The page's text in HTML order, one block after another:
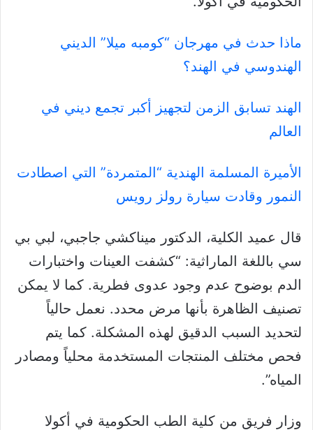
ماذا حدث في مهرجان “كومبه ميلا” الديني
الهندوسي في الهند؟
الهند تسابق الزمن لتجهيز أكبر تجمع ديني في
العالم
الأميرة المسلمة الهندية “المتمردة” التي اصطادت
النمور وقادت سيارة رولز رويس
قال عميد الكلية، الدكتور ميناكشي جاجبي، لبي بي
سي باللغة الماراثية: “كشفت العينات واختبارات
الدم بوضوح عدم وجود عدوى فطرية. كما لا يمكن
تصنيف الظاهرة بأنها مرض محدد. نعمل حالياً
لتحديد السبب الدقيق لهذه المشكلة. كما يتم
فحص مختلف المنتجات المستخدمة محلياً ومصادر
المياه”.
وزار فريق من كلية الطب الحكومية في أكولا